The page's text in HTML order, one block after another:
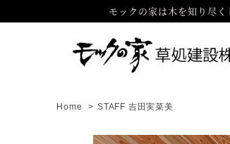
モックの家は木を知り尽
Home > STAFF 吉田実菜美